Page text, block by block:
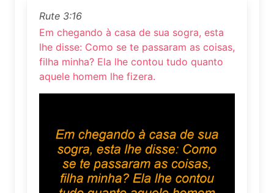
Rute 3:16
Em chegando à casa de sua sogra, esta
lhe disse: Como se te passaram as coisas,
filha minha? Ela lhe contou tudo quanto
aquele homem lhe fizera.